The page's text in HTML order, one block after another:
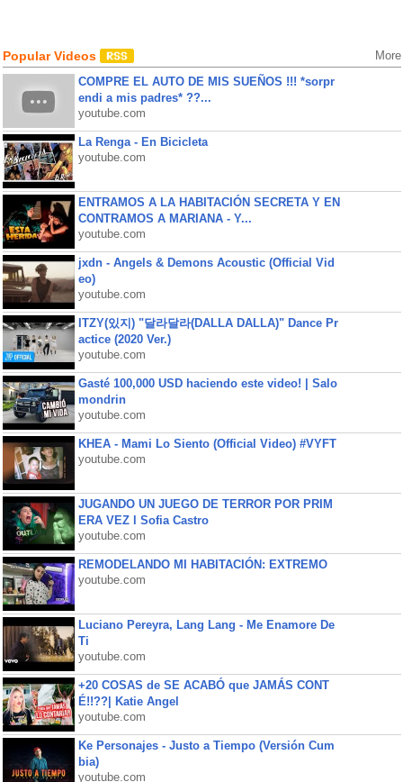
Popular Videos More
COMPRE EL AUTO DE MIS SUEÑOS !!! *sorpr
endi a mis padres* ??...
youtube.com
La Renga - En Bicicleta
youtube.com
ENTRAMOS A LA HABITACIÓN SECRETA Y EN
CONTRAMOS A MARIANA - Y...
youtube.com
jxdn - Angels & Demons Acoustic (Official Vid
eo)
youtube.com
ITZY(있지) "달라달라(DALLA DALLA)" Dance Pr
actice (2020 Ver.)
youtube.com
Gasté 100,000 USD haciendo este video! | Salo
mondrin
youtube.com
KHEA - Mami Lo Siento (Official Video) #VYFT
youtube.com
JUGANDO UN JUEGO DE TERROR POR PRIM
ERA VEZ l Sofia Castro
youtube.com
REMODELANDO MI HABITACIÓN: EXTREMO
youtube.com
Luciano Pereyra, Lang Lang - Me Enamore De
Ti
youtube.com
+20 COSAS de SE ACABÓ que JAMÁS CONT
É!!??| Katie Angel
youtube.com
Ke Personajes - Justo a Tiempo (Versión Cum
bia)
youtube.com